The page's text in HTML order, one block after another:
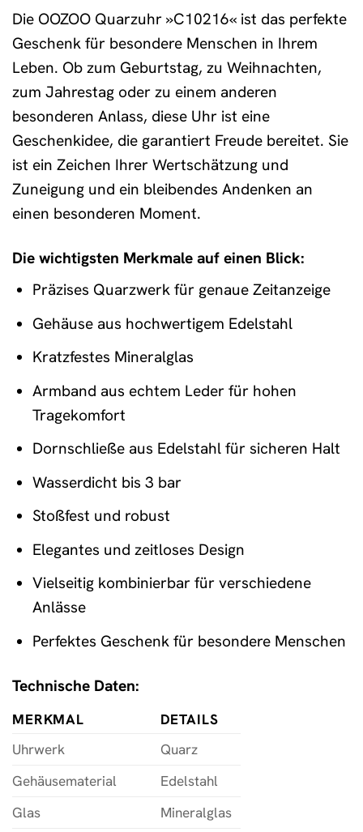
Die OOZOO Quarzuhr »C10216« ist das perfekte
Geschenk für besondere Menschen in Ihrem
Leben. Ob zum Geburtstag, zu Weihnachten,
zum Jahrestag oder zu einem anderen
besonderen Anlass, diese Uhr ist eine
Geschenkidee, die garantiert Freude bereitet. Sie
ist ein Zeichen Ihrer Wertschätzung und
Zuneigung und ein bleibendes Andenken an
einen besonderen Moment.
Die wichtigsten Merkmale auf einen Blick:
Präzises Quarzwerk für genaue Zeitanzeige
Gehäuse aus hochwertigem Edelstahl
Kratzfestes Mineralglas
Armband aus echtem Leder für hohen
Tragekomfort
Dornschließe aus Edelstahl für sicheren Halt
Wasserdicht bis 3 bar
Stoßfest und robust
Elegantes und zeitloses Design
Vielseitig kombinierbar für verschiedene
Anlässe
Perfektes Geschenk für besondere Menschen
Technische Daten:
MERKMAL
DETAILS
Uhrwerk
Quarz
Gehäusematerial
Edelstahl
Glas
Mineralglas